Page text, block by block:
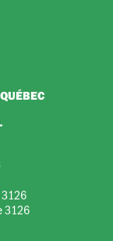
3126